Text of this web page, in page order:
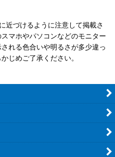
近づけるように注意して掲載さ
マホやパソコンなどのモニター
れる色合いや明るさが多少違っ
じめご了承ください。